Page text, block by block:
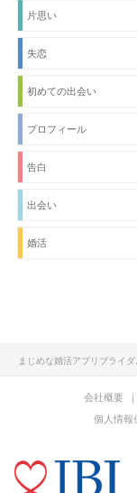
片思い
失恋
初めての出会い
プロフィール
告白
出会い
婚活
まじめな婚活アプリブライダ
会社概要
個人情報